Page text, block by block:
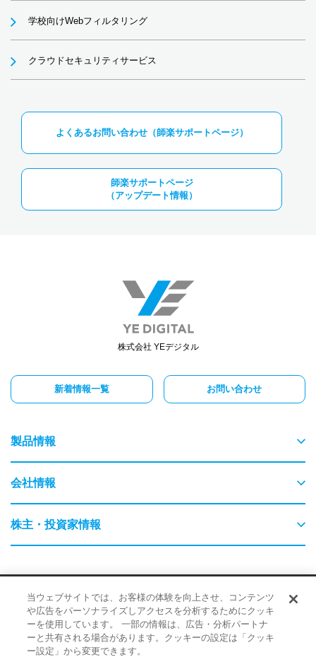
学校向けWebフィルタリング
クラウドセキュリティサービス
よくあるお問い合わせ（師楽サポートページ）
師楽サポートページ
（アップデート情報）
株式会社 YEデジタル
新着情報一覧 お問い合わせ
製品情報
物流
交通
保守・保全
検査・監視・最適化（AI）
会社情報
ごあいさつ
事業内容
経営理念
株主・投資家情報
企業情報
IR・ニュース
採用情報 サイトポリシー 品質・環境に対する取り組み
情報に対する取り組み
© 2026 YE DIGITAL CORPORATION
当ウェブサイトでは、お客様の体験を向上させ、コンテンツ
や広告をパーソナライズしアクセスを分析するためにクッキ
ーを使用しています。 一部の情報は、広告・分析パートナ
ーと共有される場合があります。クッキーの設定は「クッキ
ー設定」から変更できます。